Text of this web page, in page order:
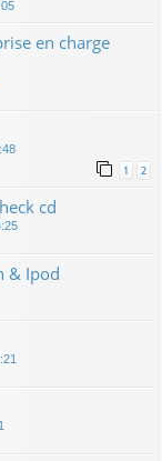
en charge
1 2
cd
& Ipod